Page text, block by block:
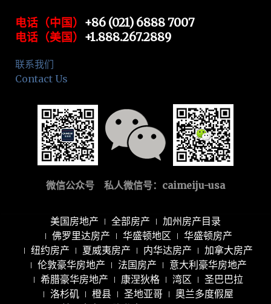
电话（中国） +86 (021) 6888 7007
电话（美国） +1.888.267.2889
联系我们
Contact Us
微信公众号 私人微信号： caimeiju-usa
美国房地产 全部房产
加州房产目录
佛罗里达房产
华盛顿地区
华盛顿房产
纽约房产
夏威夷房产 内华达房产
加拿大房产
伦敦豪华房地产
法国房产
意大利豪华房地产
希腊豪华房地产
康涅狄格 湾区
圣巴巴拉
洛杉矶
橙县 圣地亚哥
奧兰多度假屋